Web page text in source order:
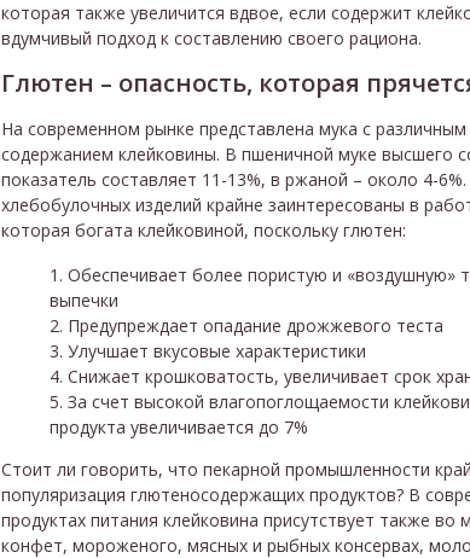
которая также увеличится вдвое, если содержит
вдумчивый подход к составлению своего рациона.
Глютен – опасность, которая
На современном рынке представлена мука с
содержанием клейковины. В пшеничной муке высшего
показатель составляет 11-13%, в ржаной – около 4-
хлебобулочных изделий крайне заинтересованы в
которая богата клейковиной, поскольку глютен:
Обеспечивает более пористую и «воздушную»
выпечки
Предупреждает опадание дрожжевого теста
Улучшает вкусовые характеристики
Снижает крошковатость, увеличивает срок
За счет высокой влагопоглощаемости
продукта увеличивается до 7%
Стоит ли говорить, что пекарной промышленности
популяризация глютеносодержащих продуктов? В
продуктах питания клейковина присутствует также во
конфет, мороженого, мясных и рыбных консервах,